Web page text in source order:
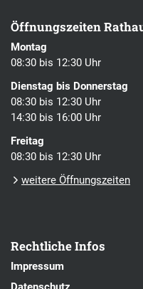
Öffnungszeiten
Montag
08:30 bis 12:30 Uhr
Dienstag bis Donnerstag
08:30 bis 12:30 Uhr
14:30 bis 16:00 Uhr
Freitag
08:30 bis 12:30 Uhr
weitere Öffnungszeiten
Rechtliche Infos
Impressum